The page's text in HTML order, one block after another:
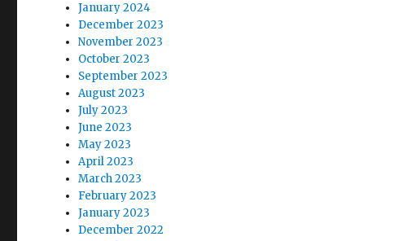
January 2024
December 2023
November 2023
October 2023
September 2023
August 2023
July 2023
June 2023
May 2023
April 2023
March 2023
February 2023
January 2023
December 2022